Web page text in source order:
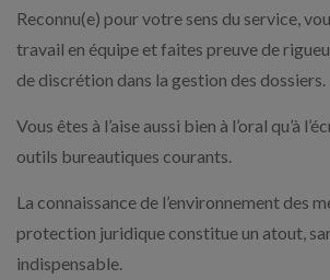
Reconnu(e) pour votre sens du service,
travail en équipe et faites preuve de
de discrétion dans la gestion des dossiers.
Vous êtes à l’aise aussi bien à l’oral qu’à
outils bureautiques courants.
La connaissance de l’environnement des
protection juridique constitue un atout,
indispensable.